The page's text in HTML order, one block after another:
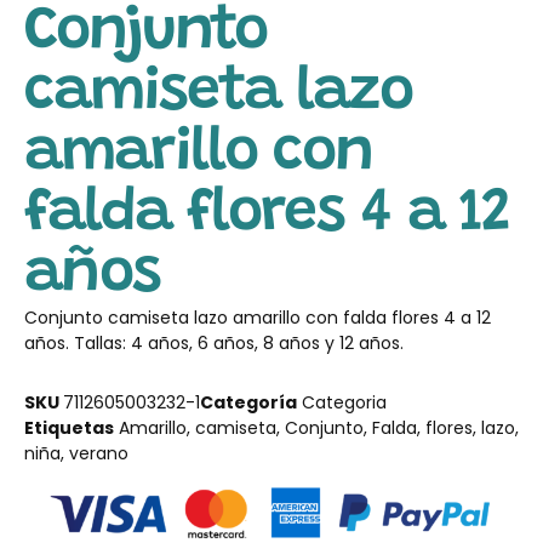
Conjunto
camiseta lazo
amarillo con
falda flores 4 a 12
años
Conjunto camiseta lazo amarillo con falda flores 4 a 12
años. Tallas: 4 años, 6 años, 8 años y 12 años.
SKU 7112605003232-1Categoría Categoria
Etiquetas Amarillo, camiseta, Conjunto, Falda, flores, lazo,
niña, verano